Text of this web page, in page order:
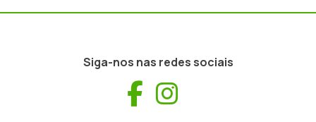
Siga-nos nas redes sociais
Facebook